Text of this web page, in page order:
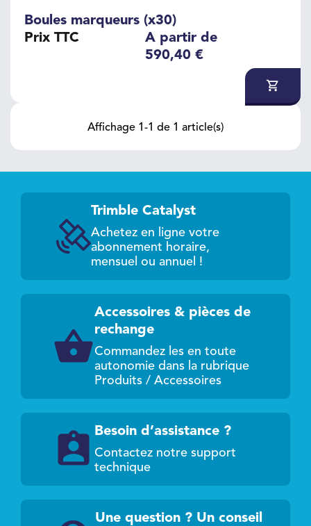
Boules marqueurs (x30)
Prix TTC
A partir de
590,40 €
Affichage 1-1 de 1 article(s)
Trimble Catalyst
Achetez en ligne votre
abonnement horaire,
mensuel ou annuel !
Accessoires & pièces de
rechange
Commandez les en toute
autonomie dans la rubrique
Produits / Accessoires
Besoin d’assistance ?
Contactez notre support
technique
Une question ? Un conseil